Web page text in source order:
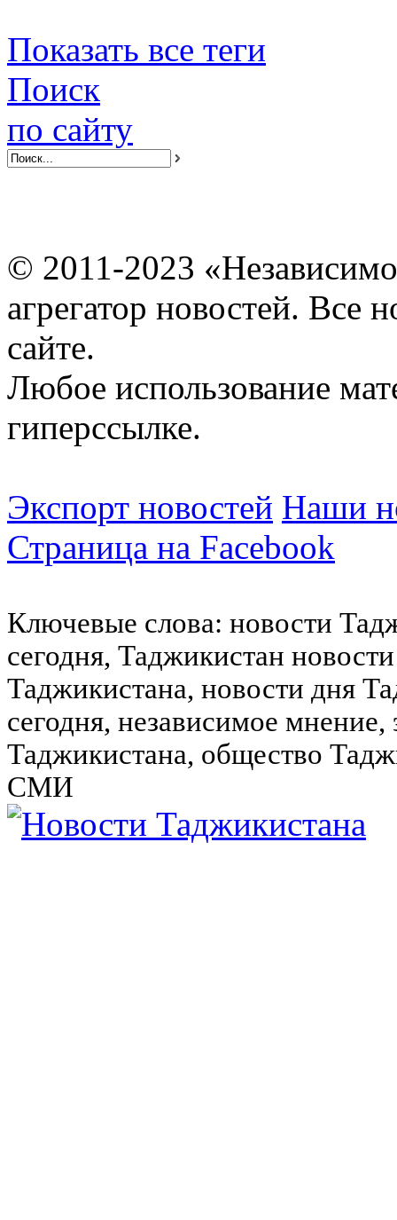
Показать все теги
Поиск
по сайту
© 2011-2023
агрегатор новостей. Все
сайте.
Любое использование
гиперссылке.
Экспорт новостей Наши
Страница на Facebook
Ключевые слова: новости
сегодня, Таджикистан
Таджикистана, новости дня
сегодня, независимое
Таджикистана, общество
СМИ